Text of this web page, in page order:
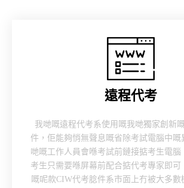
遠程代考
我哋嘅遠程代考系使用嘅我哋獨家創新
件，佢能夠悄無聲息嘅省除考試電腦中嘅
哋嘅工作人員會喺考試前鏈接掂考生電腦
考生只需要喺屏幕前配合掂代考專家即可
嘅呢款CIW代考腍件系市面上冇被大多數